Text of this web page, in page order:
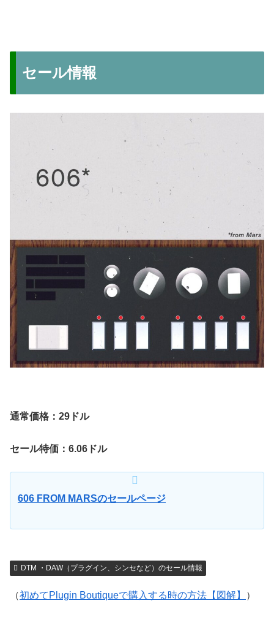
セール情報
通常価格：29ドル
セール特価：6.06ドル
606 FROM MARSのセールページ
DTM ・DAW（プラグイン、シンセなど）のセール情報
（初めてPlugin Boutiqueで購入する時の方法【図解】 ）